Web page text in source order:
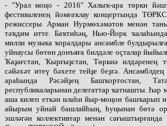
- "Урал моңо - 2016" Халыҡ-ара төрки
фестиваленең йомғаҡлау концертында
режиссеры Арман Нурмөхәмәтов менән
тәҡдим итте. Баҡтиһәң, Нью-Йорк
милли музыка ҡоралдары ансамбле
уйнаусы бөтөн донъяға билдәле оҫталар
Ҡаҙағстан, Ҡырғыҙстан, Төркиә илдәренең
сәйәхәт итеү бәхете тейҙе беҙгә.
араһында Рәсәйҙең Башҡортостан,
республикаларынан делегаттар ҡатнашты. Һәр
аша килеп еткән илаһи йыр-моңон башҡарып
айырым уйнай башлайһың, һуңынан бөтә
эшләгән коллективтар менән